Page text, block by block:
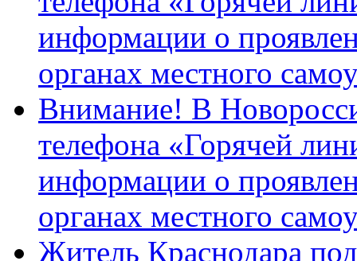
информации о
органах местного
Внимание! В
телефона «Горячей
информации о
органах местного
Житель Краснодара